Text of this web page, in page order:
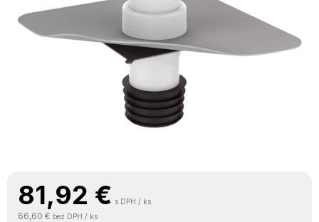
81,92 € s DPH / ks
66,60 € bez DPH / ks